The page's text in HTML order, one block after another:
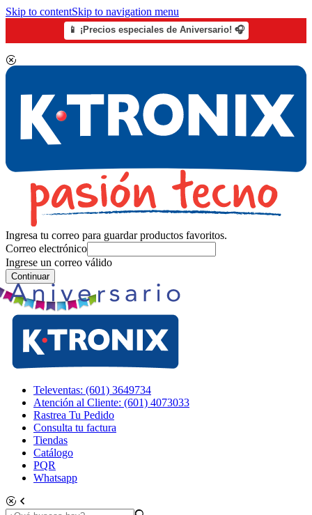
Skip to contentSkip to navigation menu
📱 ¡Precios especiales de Aniversario! 🎧
Ingresa tu correo para guardar productos favoritos.
Correo electrónico
Ingrese un correo válido
Continuar
Televentas: (601) 3649734
Atención al Cliente: (601) 4073033
Rastrea Tu Pedido
Consulta tu factura
Tiendas
Catálogo
PQR
Whatsapp